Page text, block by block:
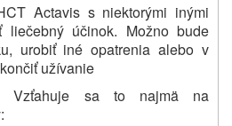
Actavis s niektorými inými
liečebný účinok. Možno bude
urobiť iné opatrenia alebo v
užívanie
Vzťahuje sa to najmä na